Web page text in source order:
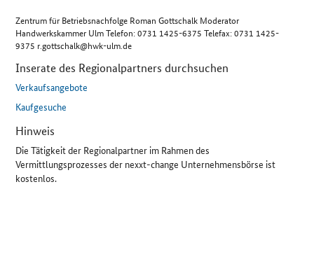
Zentrum für Betriebsnachfolge Roman Gottschalk Moderator
Handwerkskammer Ulm Telefon: 0731 1425-6375 Telefax: 0731 1425-
9375 r.gottschalk@hwk-ulm.de
Inserate des Regionalpartners durchsuchen
Verkaufsangebote
Kaufgesuche
Hinweis
Die Tätigkeit der Regionalpartner im Rahmen des
Vermittlungsprozesses der nexxt-change Unternehmensbörse ist
kostenlos.